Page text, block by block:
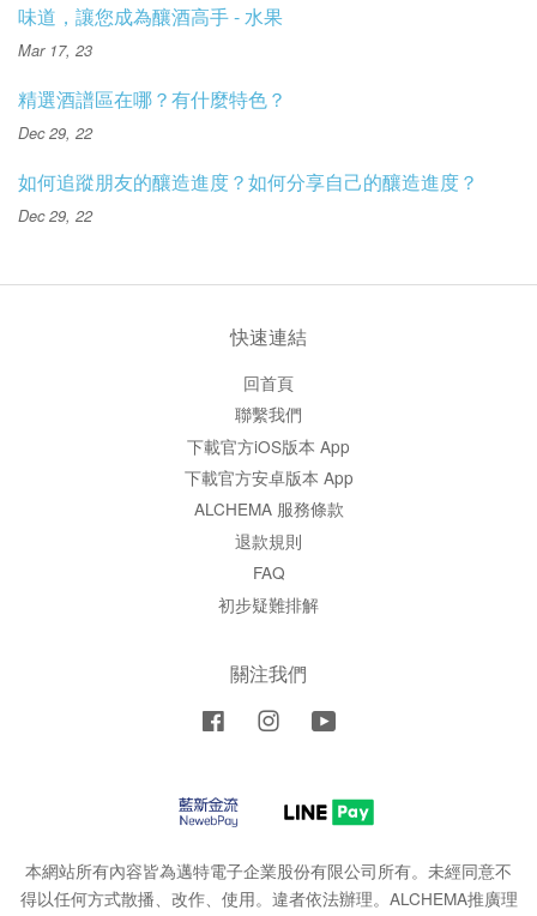
味道，讓您成為釀酒高手 - 水果
Mar 17, 23
精選酒譜區在哪？有什麼特色？
Dec 29, 22
如何追蹤朋友的釀造進度？如何分享自己的釀造進度？
Dec 29, 22
快速連結
回首頁
聯繫我們
下載官方iOS版本 App
下載官方安卓版本 App
ALCHEMA 服務條款
退款規則
FAQ
初步疑難排解
關注我們
Facebook Instagram
本網站所有內容皆為邁特電子企業股份有限公司所有。未經同意不
得以任何方式散播、改作、使用。違者依法辦理。ALCHEMA推廣理